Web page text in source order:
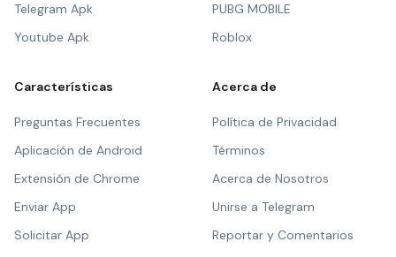
Telegram Apk
Youtube Apk
PUBG MOBILE
Roblox
Características
Preguntas Frecuentes
Aplicación de Android
Extensión de Chrome
Enviar App
Solicitar App
Acerca de
Política de Privacidad
Términos
Acerca de Nosotros
Unirse a Telegram
Reportar y Comentarios